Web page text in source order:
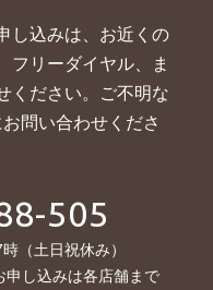
し込みは、お近くの
フリーダイヤル、ま
ください。ご不明な
問い合わせくださ
505
（土日祝休み）
申し込みは各店舗まで